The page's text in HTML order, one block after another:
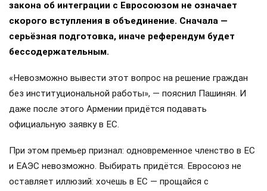
закона об интеграции с Евросоюзом не означает
скорого вступления в объединение. Сначала —
серьёзная подготовка, иначе референдум будет
бессодержательным.
«Невозможно вывести этот вопрос на решение граждан
без институциональной работы», — пояснил Пашинян. И
даже после этого Армении придётся подавать
официальную заявку в ЕС.
При этом премьер признал: одновременное членство в ЕС
и ЕАЭС невозможно. Выбирать придётся. Евросоюз не
оставляет иллюзий: хочешь в ЕС — прощайся с